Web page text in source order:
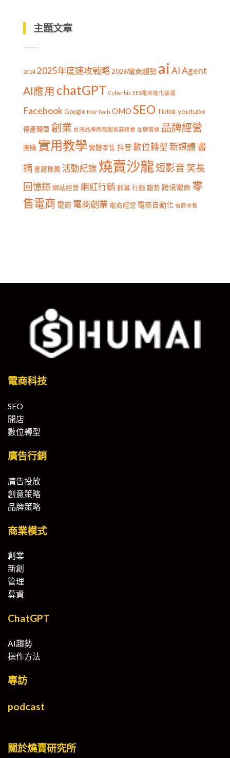
主題文章
2024 2025年度速攻戰略2026電商趨勢 ai AI Agent
AI應用 chatGPT Cyberbiz EES電商進化論壇
Facebook Google MarTech OMO SEO Tiktok youtube
傳產轉型 創業 台灣品牌商務趨勢高峰會 品牌官網 品牌經營
團購 實用教學 實體零售 抖音數位轉型 新媒體書
摘 書籍推薦 活動紀錄 燒賣沙龍短影音笑長
回憶錄 網站經營 網紅行銷 群募 行銷 趨勢 跨境電商 零
售電商 電商 電商創業 電商經營 電商自動化 電商零售
電商科技
SEO
開店
數位轉型
廣告行銷
廣告投放
創意策略
品牌策略
商業模式
創業
新創
管理
募資
ChatGPT
AI趨勢
操作方法
專訪
podcast
關於燒賣研究所